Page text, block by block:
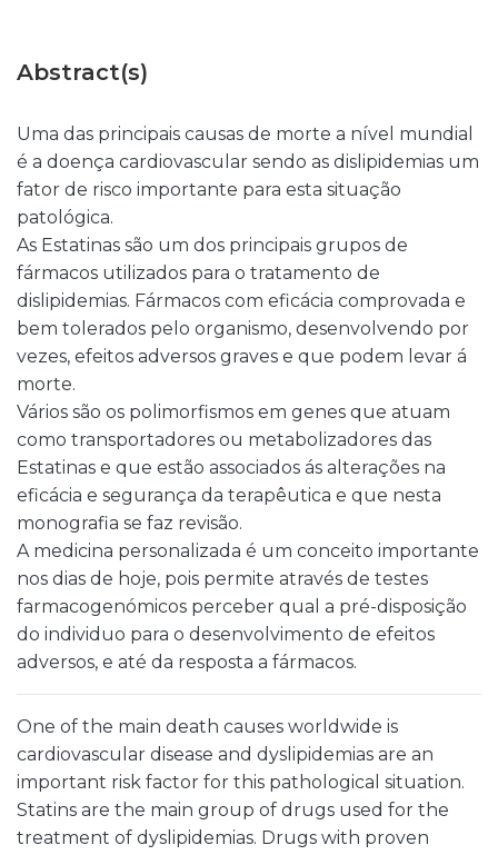
Abstract(s)
Uma das principais causas de morte a nível mundial
é a doença cardiovascular sendo as dislipidemias um
fator de risco importante para esta situação
patológica.
As Estatinas são um dos principais grupos de
fármacos utilizados para o tratamento de
dislipidemias. Fármacos com eficácia comprovada e
bem tolerados pelo organismo, desenvolvendo por
vezes, efeitos adversos graves e que podem levar á
morte.
Vários são os polimorfismos em genes que atuam
como transportadores ou metabolizadores das
Estatinas e que estão associados ás alterações na
eficácia e segurança da terapêutica e que nesta
monografia se faz revisão.
A medicina personalizada é um conceito importante
nos dias de hoje, pois permite através de testes
farmacogenómicos perceber qual a pré-disposição
do individuo para o desenvolvimento de efeitos
adversos, e até da resposta a fármacos.
One of the main death causes worldwide is
cardiovascular disease and dyslipidemias are an
important risk factor for this pathological situation.
Statins are the main group of drugs used for the
treatment of dyslipidemias. Drugs with proven